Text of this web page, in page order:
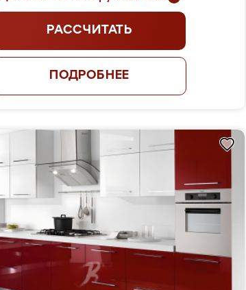
РАССЧИТАТЬ
ПОДРОБНЕЕ